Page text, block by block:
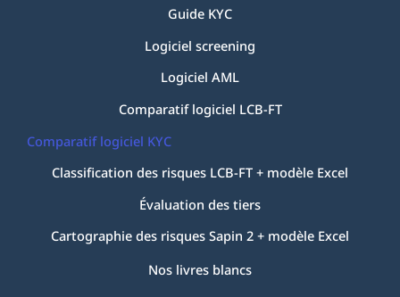
Guide KYC
Logiciel screening
Logiciel AML
Comparatif logiciel LCB-FT
Comparatif logiciel KYC
Classification des risques LCB-FT + modèle Excel
Évaluation des tiers
Cartographie des risques Sapin 2 + modèle Excel
Nos livres blancs